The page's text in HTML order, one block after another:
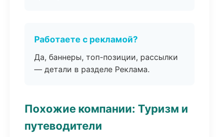
Работаете с рекламой?
Да, баннеры, топ-позиции, рассылки
— детали в разделе Реклама.
Похожие компании: Туризм и
путеводители